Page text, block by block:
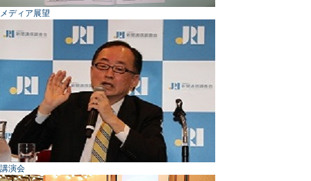
メディア展望
講演会